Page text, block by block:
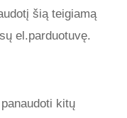
šią teigiamą
el.parduotuvę.
kitų